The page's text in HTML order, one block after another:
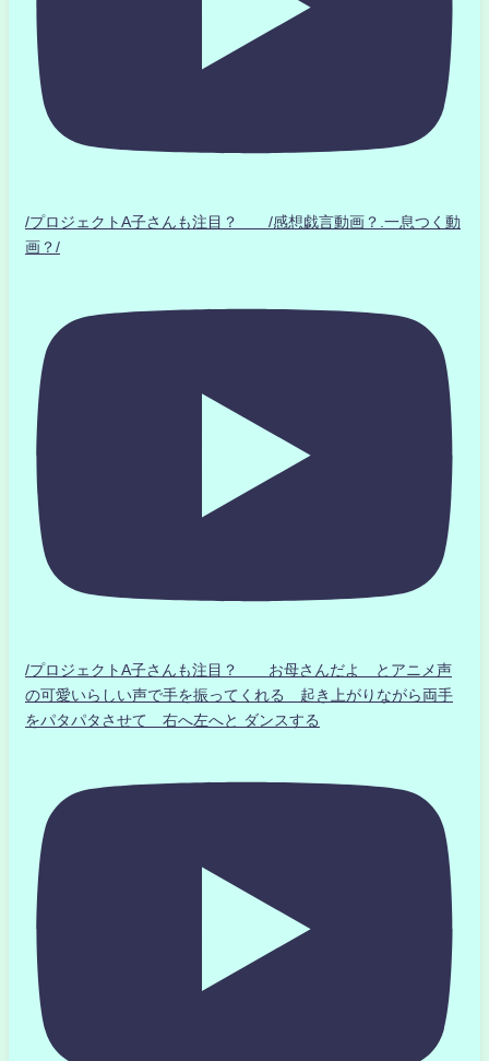
/プロジェクトA子さんも注目？ /感想戯言動画？.一息つく動
画？/
/プロジェクトA子さんも注目？ お母さんだよ とアニメ声
の可愛いらしい声で手を振ってくれる 起き上がりながら両手
をパタパタさせて 右へ左へと ダンスする